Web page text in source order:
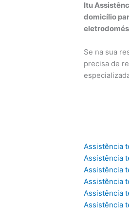
Itu
domicílio
Se na sua
precisa de
Assistência
Assistência
Assistência
Assistência
Assistência
Assistência